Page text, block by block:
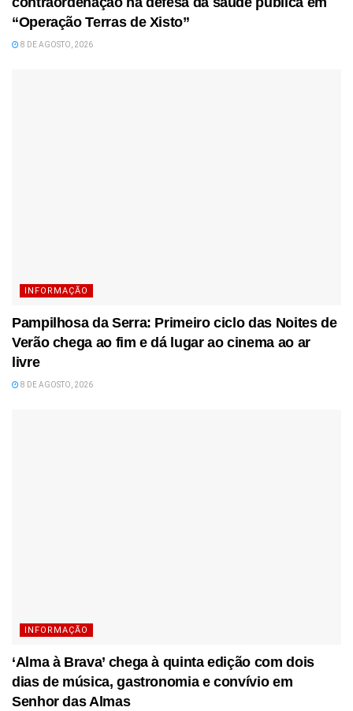
“Operação Terras de Xisto”
8 DE AGOSTO, 2026
INFORMAÇÃO
Pampilhosa da Serra: Primeiro ciclo das Noites de
Verão chega ao fim e dá lugar ao cinema ao ar
livre
8 DE AGOSTO, 2026
INFORMAÇÃO
‘Alma à Brava’ chega à quinta edição com dois
dias de música, gastronomia e convívio em
Senhor das Almas